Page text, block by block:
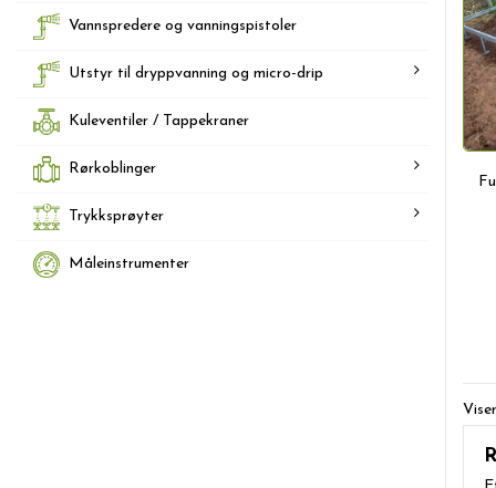
Vannspredere og vanningspistoler
Utstyr til dryppvanning og micro-drip
Kuleventiler / Tappekraner
Rørkoblinger
Trykksprøyter
Måleinstrumenter